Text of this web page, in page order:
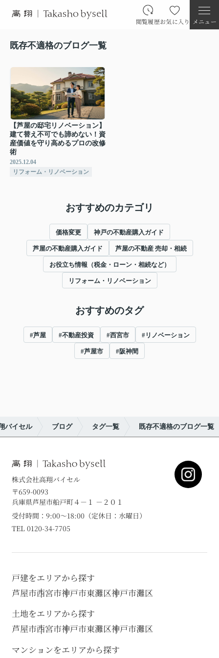
閲覧履歴お気に入り メニュー
既存不適格のブログ一覧
【芦屋の邸宅リノベーション】
建て替え不可でも諦めない！資
産価値を守り高めるプロの改修
術
2025.12.04
リフォーム・リノベーション
おすすめのカテゴリ
価格変更 神戸の不動産購入ガイド
芦屋の不動産購入ガイド 芦屋の不動産 売却・相続
お役立ち情報（税金・ローン・相続など）
リフォーム・リノベーション
おすすめのタグ
#芦屋 #不動産投資 #西宮市 #リノベーション
#芦屋市 #阪神間
バイセル ブログ タグ一覧 既存不適格のブログ一覧
株式会社高翔バイセル
〒659-0093
兵庫県芦屋市船戸町４－１ －２０１
受付時間：9:00～18:00（定休日：水曜日）
TEL 0120-34-7705
戸建をエリアから探す
芦屋市西宮市神戸市東灘区神戸市灘区
土地をエリアから探す
芦屋市西宮市神戸市東灘区神戸市灘区
マンションをエリアから探す